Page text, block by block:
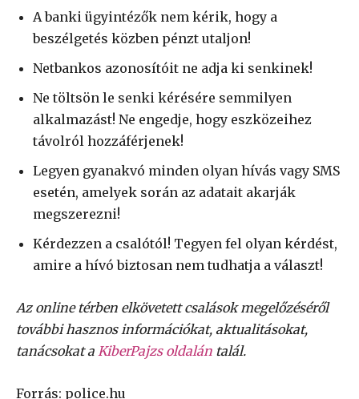
A banki ügyintézők nem kérik, hogy a
beszélgetés közben pénzt utaljon!
Netbankos azonosítóit ne adja ki senkinek!
Ne töltsön le senki kérésére semmilyen
alkalmazást! Ne engedje, hogy eszközeihez
távolról hozzáférjenek!
Legyen gyanakvó minden olyan hívás vagy SMS
esetén, amelyek során az adatait akarják
megszerezni!
Kérdezzen a csalótól! Tegyen fel olyan kérdést,
amire a hívó biztosan nem tudhatja a választ!
Az online térben elkövetett csalások megelőzéséről
további hasznos információkat, aktualitásokat,
tanácsokat a KiberPajzs oldalán talál.
Forrás: police.hu